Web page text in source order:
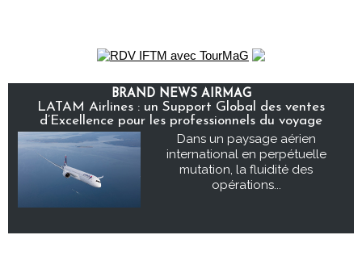
BRAND NEWS AIRMAG
LATAM Airlines : un Support Global des ventes
d’Excellence pour les professionnels du voyage
Dans un paysage aérien
international en perpétuelle
mutation, la fluidité des
opérations...